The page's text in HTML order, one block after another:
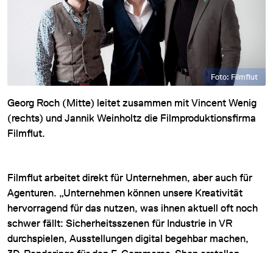
Foto: Filmflut
Georg Roch (Mitte) leitet zusammen mit Vincent Wenig
(rechts) und Jannik Weinholtz die Filmproduktionsfirma
Filmflut.
Filmflut arbeitet direkt für Unternehmen, aber auch für
Agenturen. „Unternehmen können unsere Kreativität
hervorragend für das nutzen, was ihnen aktuell oft noch
schwer fällt: Sicherheitsszenen für Industrie in VR
durchspielen, Ausstellungen digital begehbar machen,